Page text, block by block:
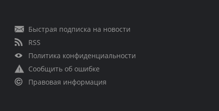
Быстрая подписка на новости
RSS
Политика конфиденциальности
Сообщить об ошибке
Правовая информация